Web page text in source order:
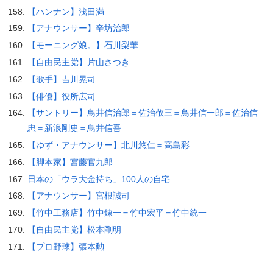
【ハンナン】浅田満
【アナウンサー】辛坊治郎
【モーニング娘。】石川梨華
【自由民主党】片山さつき
【歌手】吉川晃司
【俳優】役所広司
【サントリー】鳥井信治郎＝佐治敬三＝鳥井信一郎＝佐治信
忠＝新浪剛史＝鳥井信吾
【ゆず・アナウンサー】北川悠仁＝高島彩
【脚本家】宮藤官九郎
日本の「ウラ大金持ち」100人の自宅
【アナウンサー】宮根誠司
【竹中工務店】竹中錬一＝竹中宏平＝竹中統一
【自由民主党】松本剛明
【プロ野球】張本勲